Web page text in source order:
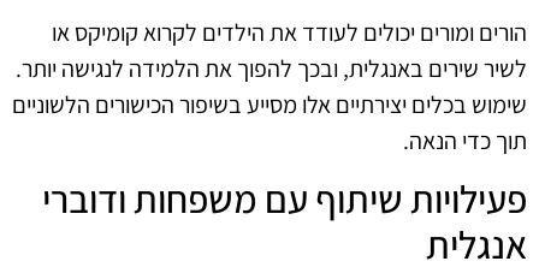
הורים ומורים יכולים לעודד את הילדים לקרוא קומיקס או
לשיר שירים באנגלית, ובכך להפוך את הלמידה לנגישה יותר.
שימוש בכלים יצירתיים אלו מסייע בשיפור הכישורים הלשוניים
תוך כדי הנאה.
פעילויות שיתוף עם משפחות ודוברי
אנגלית